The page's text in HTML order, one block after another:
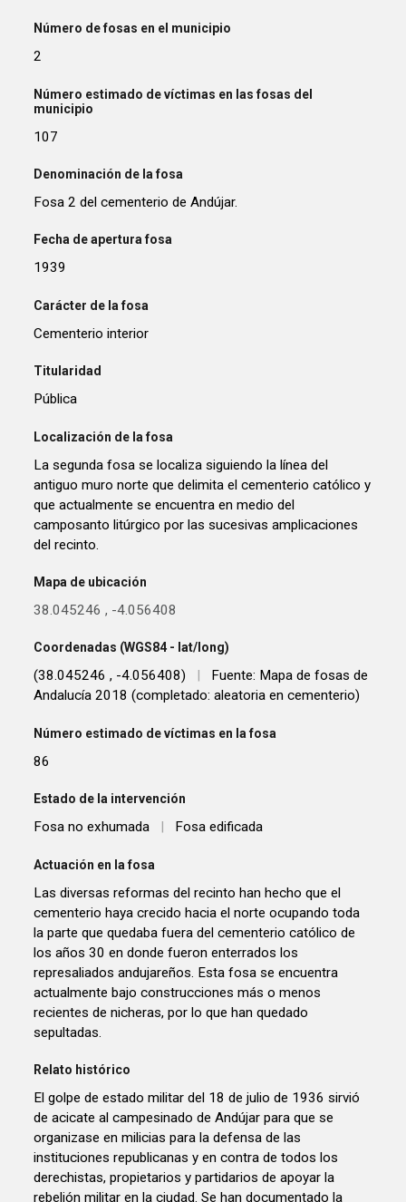
Número de fosas en el municipio
2
Número estimado de víctimas en las fosas del
municipio
107
Denominación de la fosa
Fosa 2 del cementerio de Andújar.
Fecha de apertura fosa
1939
Carácter de la fosa
Cementerio interior
Titularidad
Pública
Localización de la fosa
La segunda fosa se localiza siguiendo la línea del
antiguo muro norte que delimita el cementerio católico y
que actualmente se encuentra en medio del
camposanto litúrgico por las sucesivas amplicaciones
del recinto.
Mapa de ubicación
38.045246 , -4.056408
Coordenadas (WGS84 - lat/long)
(38.045246 , -4.056408)
Fuente: Mapa de fosas de
Andalucía 2018 (completado: aleatoria en cementerio)
Número estimado de víctimas en la fosa
86
Estado de la intervención
Fosa no exhumada | Fosa edificada
Actuación en la fosa
Las diversas reformas del recinto han hecho que el
cementerio haya crecido hacia el norte ocupando toda
la parte que quedaba fuera del cementerio católico de
los años 30 en donde fueron enterrados los
represaliados andujareños. Esta fosa se encuentra
actualmente bajo construcciones más o menos
recientes de nicheras, por lo que han quedado
sepultadas.
Relato histórico
El golpe de estado militar del 18 de julio de 1936 sirvió
de acicate al campesinado de Andújar para que se
organizase en milicias para la defensa de las
instituciones republicanas y en contra de todos los
derechistas, propietarios y partidarios de apoyar la
rebelión militar en la ciudad. Se han documentado la